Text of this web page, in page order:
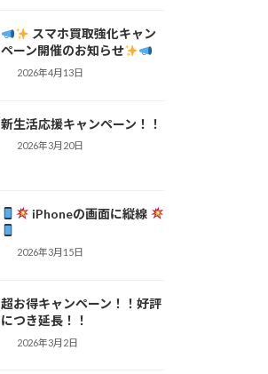
スマホ買取強化キャン
ペーン開催のお知らせ
2026年4月13日
新生活応援キャンペーン！！
2026年3月20日
iPhoneの画面に縦線
2026年3月15日
超お得キャンペーン！！好評
につき延長！！
2026年3月2日